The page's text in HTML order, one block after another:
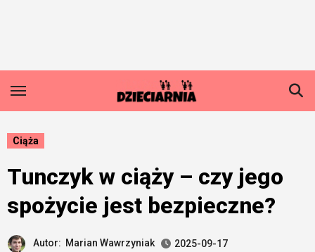
Ciąża
Tunczyk w ciąży – czy jego
spożycie jest bezpieczne?
Autor: Marian Wawrzyniak
2025-09-17